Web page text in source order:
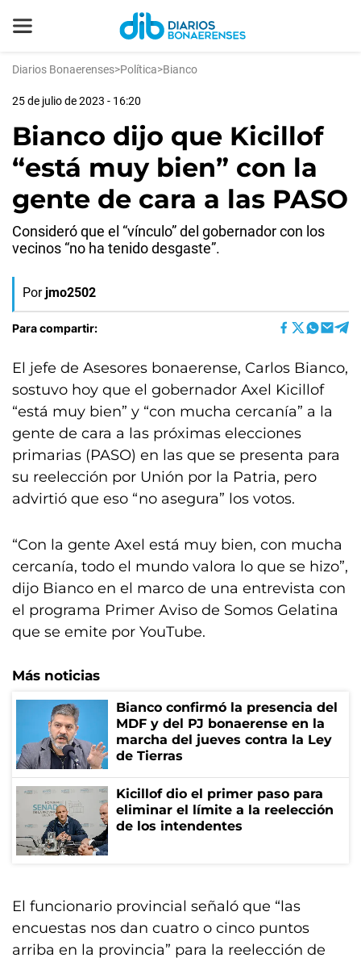
Diarios Bonaerenses>Política>Bianco
25 de julio de 2023 - 16:20
Bianco dijo que Kicillof
“está muy bien” con la
gente de cara a las PASO
Consideró que el “vínculo” del gobernador con los
vecinos “no ha tenido desgaste”.
Por jmo2502
Para compartir:
El jefe de Asesores bonaerense, Carlos Bianco,
sostuvo hoy que el gobernador Axel Kicillof
“está muy bien” y “con mucha cercanía” a la
gente de cara a las próximas elecciones
primarias (PASO) en las que se presenta para
su reelección por Unión por la Patria, pero
advirtió que eso “no asegura” los votos.
“Con la gente Axel está muy bien, con mucha
cercanía, todo el mundo valora lo que se hizo”,
dijo Bianco en el marco de una entrevista con
el programa Primer Aviso de Somos Gelatina
que se emite por YouTube.
Más noticias
Bianco confirmó la presencia del
MDF y del PJ bonaerense en la
marcha del jueves contra la Ley
de Tierras
Kicillof dio el primer paso para
eliminar el límite a la reelección
de los intendentes
El funcionario provincial señaló que “las
encuestas nos dan cuatro o cinco puntos
arriba en la provincia” para la reelección de